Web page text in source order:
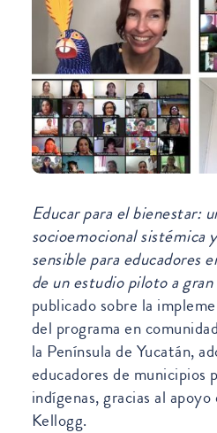
Educar para el bienestar:
socioemocional sistémica
sensible para educadores
de un estudio piloto a gran
publicado sobre la
del programa en
la Península de Yucatán,
educadores de municipios
indígenas, gracias al
Kellogg.